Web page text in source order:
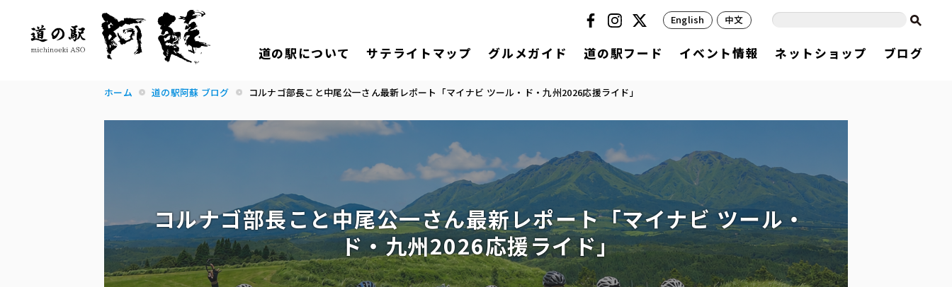
道の駅について サテライトマップ グルメガイド 道の駅フード イベント情報 ネットショップ ブログ
English 中文
ホーム 道の駅阿蘇 ブログ コルナゴ部長こと中尾公一さん最新レポート「マイナビ ツール・ド・九州2026応援ライド」
コルナゴ部長こと中尾公一さん最新レポート「マイナビ ツール・
ド・九州2026応援ライド」